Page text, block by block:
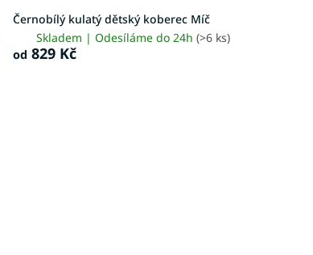
Černobílý kulatý dětský koberec Míč
Skladem | Odesíláme do 24h (>6 ks)
od 829 Kč